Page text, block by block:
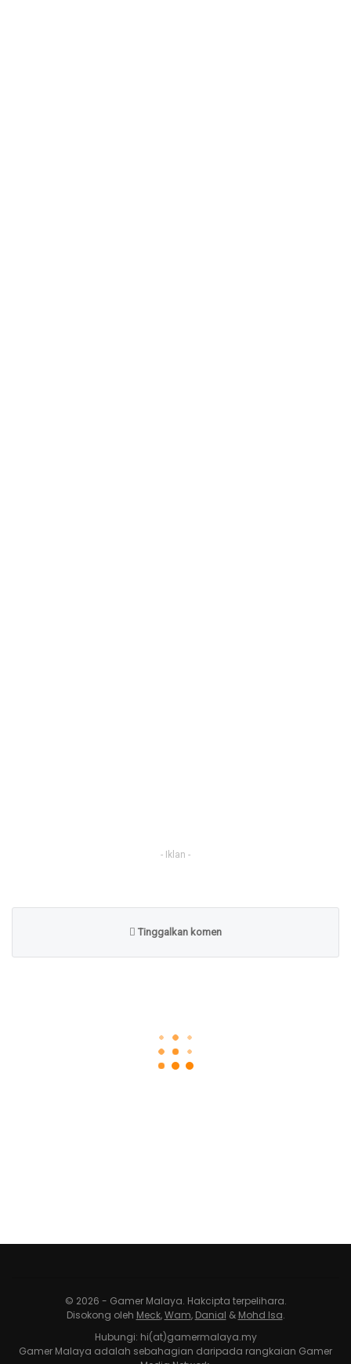
- Iklan -
Tinggalkan komen
© 2026 - Gamer Malaya. Hakcipta terpelihara.
Disokong oleh Meck,Wam, Danial & Mohd Isa.
Hubungi: hi(at)gamermalaya.my
Gamer Malaya adalah sebahagian daripada rangkaian Gamer